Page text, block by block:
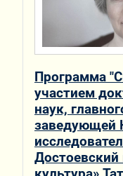
Программа
участием
наук,
заведующей